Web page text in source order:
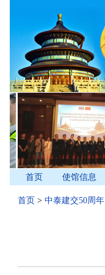
首页 使馆信息
首页 > 中泰建交50周年